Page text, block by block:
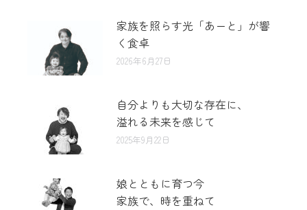
家族を照らす光「あーと」が響
く食卓
2026年6月27日
自分よりも大切な存在に、
溢れる未来を感じて
2025年9月22日
娘とともに育つ今
家族で、時を重ねて